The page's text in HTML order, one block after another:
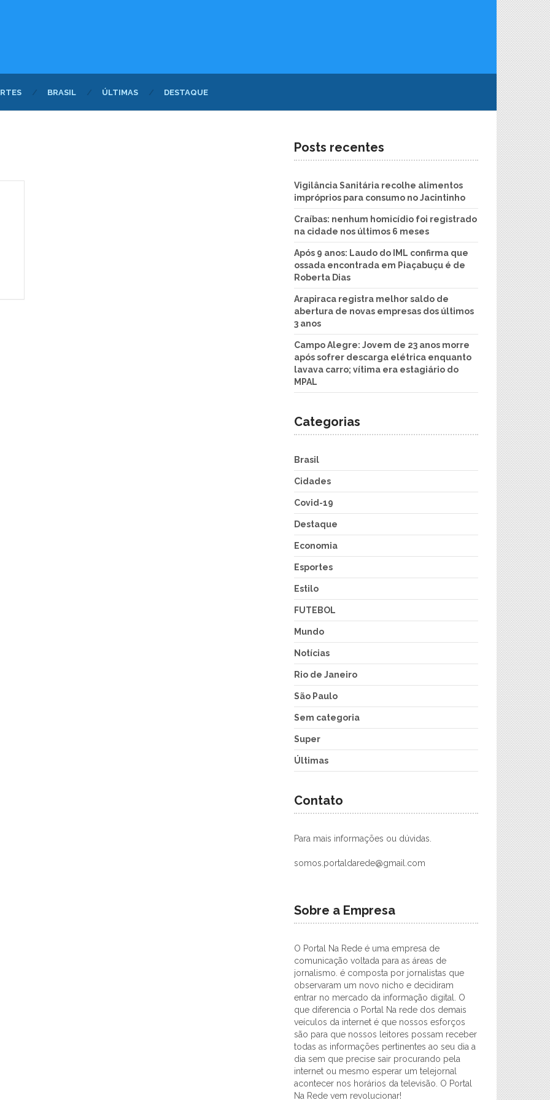
BRASIL ÚLTIMAS DESTAQUE
Posts recentes
Vigilância Sanitária recolhe alimentos
impróprios para consumo no Jacintinho
Craíbas: nenhum homicídio foi registrado
na cidade nos últimos 6 meses
Após 9 anos: Laudo do IML confirma que
ossada encontrada em Piaçabuçu é de
Roberta Dias
Arapiraca registra melhor saldo de
abertura de novas empresas dos últimos
3 anos
Campo Alegre: Jovem de 23 anos morre
após sofrer descarga elétrica enquanto
lavava carro; vítima era estagiário do
MPAL
Categorias
Brasil
Cidades
Covid-19
Destaque
Economia
Esportes
Estilo
FUTEBOL
Mundo
Notícias
Rio de Janeiro
São Paulo
Sem categoria
Super
Últimas
Contato
Para mais informações ou dúvidas.
somos.portaldarede@gmail.com
Sobre a Empresa
O Portal Na Rede é uma empresa de
comunicação voltada para as áreas de
jornalismo. é composta por jornalistas que
observaram um novo nicho e decidiram
entrar no mercado da informação digital. O
que diferencia o Portal Na rede dos demais
veículos da internet é que nossos esforços
são para que nossos leitores possam receber
todas as informações pertinentes ao seu dia a
dia sem que precise sair procurando pela
internet ou mesmo esperar um telejornal
acontecer nos horários da televisão. O Portal
Na Rede vem revolucionar!